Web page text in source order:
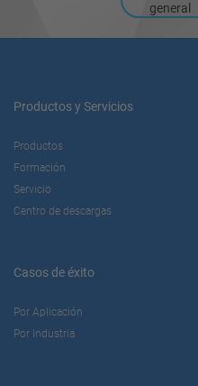
general
Productos y Servicios
Productos
Formación
Servicio
Centro de descargas
Casos de éxito
Por Aplicación
Por Industria